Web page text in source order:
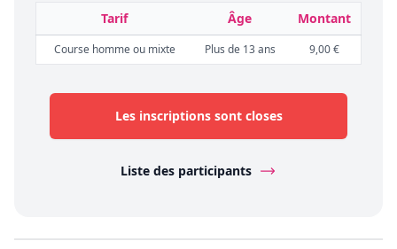
Tarif Âge Montant
Course homme ou mixte Plus de 13 ans 9,00 €
Les inscriptions sont closes
Liste des participants